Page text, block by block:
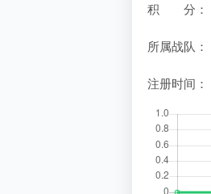
积 分：
所属战队：
注册时间：